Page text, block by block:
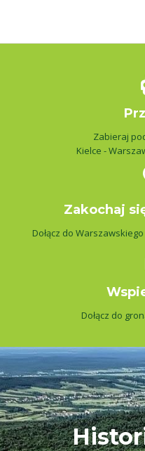
Zabieraj
Kielce -
Zakochaj
Dołącz do
Dołącz do